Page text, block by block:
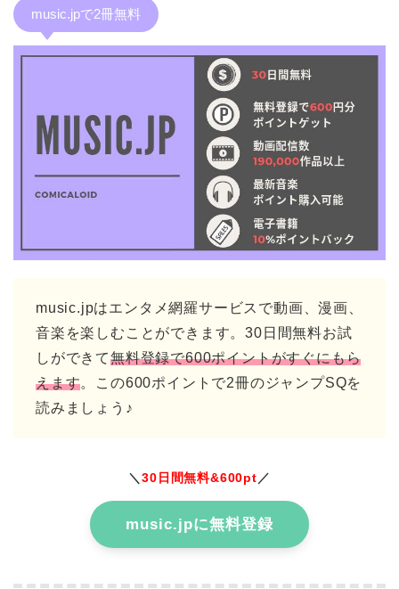
music.jpで2冊無料
music.jpはエンタメ網羅サービスで動画、漫画、
音楽を楽しむことができます。30日間無料お試
しができて無料登録で600ポイントがすぐにもら
えます。この600ポイントで2冊のジャンプSQを
読みましょう♪
＼30日間無料&600pt ／
music.jpに無料登録